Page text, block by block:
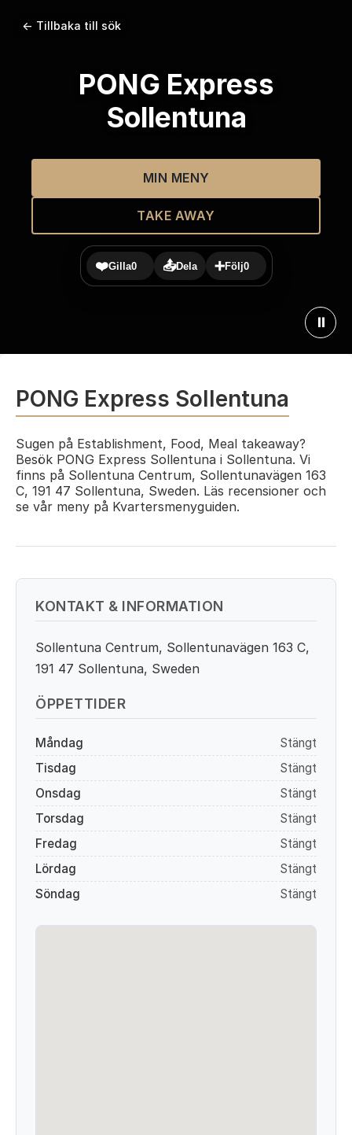
← Tillbaka till sök
PONG Express
Sollentuna
MIN MENY
TAKE AWAY
❤️Gilla0 📤Dela ➕Följ0
⏸
PONG Express Sollentuna
Sugen på Establishment, Food, Meal takeaway?
Besök PONG Express Sollentuna i Sollentuna. Vi
finns på Sollentuna Centrum, Sollentunavägen 163
C, 191 47 Sollentuna, Sweden. Läs recensioner och
se vår meny på Kvartersmenyguiden.
KONTAKT & INFORMATION
Sollentuna Centrum, Sollentunavägen 163 C,
191 47 Sollentuna, Sweden
ÖPPETTIDER
Måndag
Stängt
Tisdag
Stängt
Onsdag
Stängt
Torsdag
Stängt
Fredag
Stängt
Lördag
Stängt
Söndag
Stängt